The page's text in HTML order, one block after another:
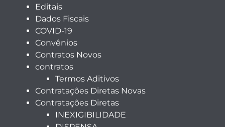
Editais
Dados Fiscais
COVID-19
Convênios
Contratos Novos
contratos
Termos Aditivos
Contratações Diretas Novas
Contratações Diretas
INEXIGIBILIDADE